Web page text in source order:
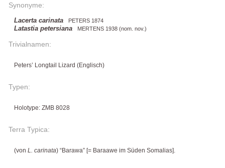
Synonyme:
Lacerta carinata PETERS 1874
Latastia petersiana MERTENS 1938 (nom. nov.)
Trivialnamen:
Peters’ Longtail Lizard (Englisch)
Typen:
Holotype: ZMB 8028
Terra Typica:
(von L. carinata) “Barawa” [= Baraawe im Süden Somalias].